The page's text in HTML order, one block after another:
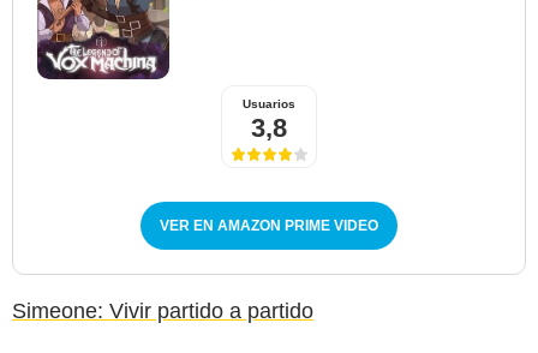
Usuarios
3,8
VER EN AMAZON PRIME VIDEO
Simeone: Vivir partido a partido